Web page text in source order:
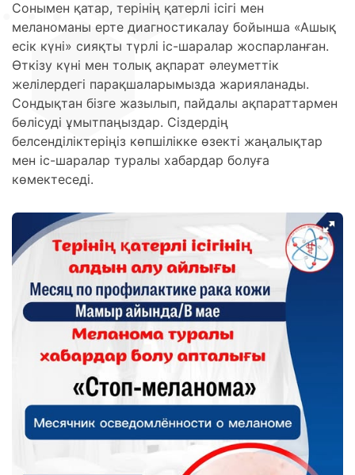
Сонымен қатар, терінің қатерлі ісігі мен
меланоманы ерте диагностикалау бойынша «Ашық
есік күні» сияқты түрлі іс-шаралар жоспарланған.
Өткізу күні мен толық ақпарат әлеуметтік
желілердегі парақшаларымызда жарияланады.
Сондықтан бізге жазылып, пайдалы ақпараттармен
бөлісуді ұмытпаңыздар. Сіздердің
белсенділіктеріңіз көпшілікке өзекті жаңалықтар
мен іс-шаралар туралы хабардар болуға
көмектеседі.